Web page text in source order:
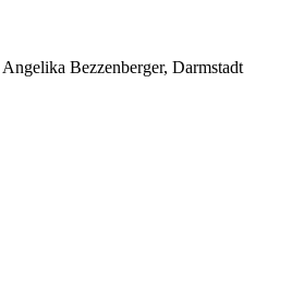
Bezzenberger, Darmstadt